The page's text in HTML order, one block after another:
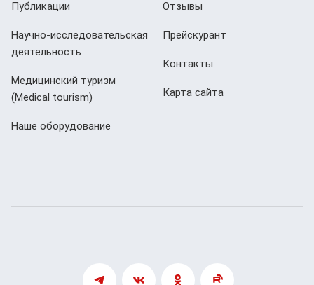
Публикации
Научно-исследовательская
деятельность
Медицинский туризм
(Мedical tourism)
Наше оборудование
Отзывы
Прейскурант
Контакты
Карта сайта